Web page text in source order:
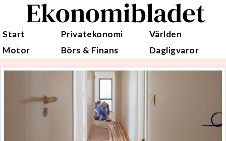
Ekonomibladet
Start Privatekonomi
Världen
Motor
Börs & Finans Dagligvaror